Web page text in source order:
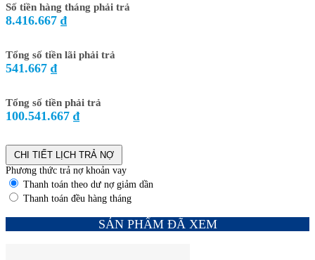
Số tiền hàng tháng phải trả
8.416.667 ₫
Tổng số tiền lãi phải trả
541.667 ₫
Tổng số tiền phải trả
100.541.667 ₫
CHI TIẾT LỊCH TRẢ NỢ
Phương thức trả nợ khoản vay
Thanh toán theo dư nợ giảm dần
Thanh toán đều hàng tháng
SẢN PHẨM ĐÃ XEM